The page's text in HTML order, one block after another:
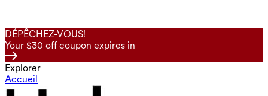
DÉPÊCHEZ-VOUS!
Your $30 off coupon expires in
Explorer
Accueil